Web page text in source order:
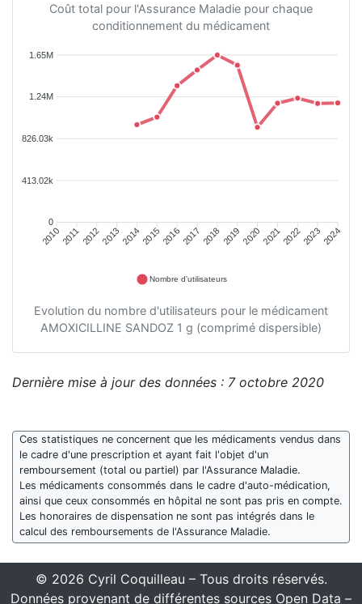
Coût total pour l'Assurance Maladie pour chaque
conditionnement du médicament
1.65M
1.24M
826.03k
413.02k
0
20102011201220132014201520162017 2018 201920202021202220232024
Nombre d'utilisateurs
Evolution du nombre d'utilisateurs pour le médicament
AMOXICILLINE SANDOZ 1 g (comprimé dispersible)
Dernière mise à jour des données : 7 octobre 2020
Ces statistiques ne concernent que les médicaments vendus dans
le cadre d'une prescription et ayant fait l'objet d'un
remboursement (total ou partiel) par l'Assurance Maladie.
Les médicaments consommés dans le cadre d'auto-médication,
ainsi que ceux consommés en hôpital ne sont pas pris en compte.
Les honoraires de dispensation ne sont pas intégrés dans le
calcul des remboursements de l'Assurance Maladie.
© 2026 Cyril Coquilleau – Tous droits réservés.
Données provenant de différentes sources Open Data –